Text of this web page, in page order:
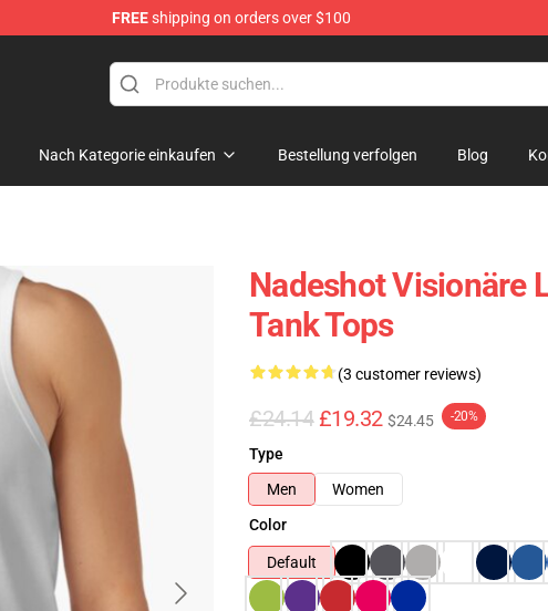
FREEshipping on orders over $100
Nach Kategorie einkaufen Bestellung verfolgen Blog
Nadeshot Visionäre
Tank Tops
(3 customer reviews)
£24.14 £19.32 $24.45 -20%
Type
Men
Women
Color
Default